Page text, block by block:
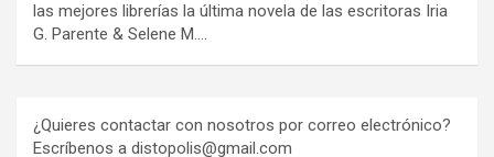
las mejores librerías la última novela de las escritoras Iria
G. Parente & Selene M.…
¿Quieres contactar con nosotros por correo electrónico?
Escríbenos a distopolis@gmail.com